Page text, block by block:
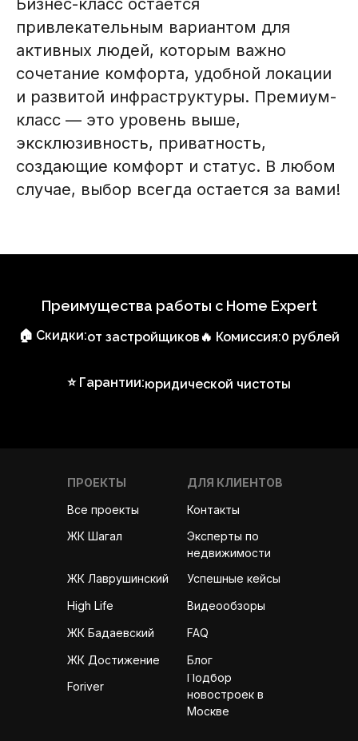
привлекательным вариантом для
активных людей, которым важно
сочетание комфорта, удобной локации
и развитой инфраструктуры. Премиум-
класс — это уровень выше,
эксклюзивность, приватность,
создающие комфорт и статус. В любом
случае, выбор всегда остается за вами!
Преимущества работы с Home Expert
🏠 Скидки:от застройщиков 🔥 Комиссия:0 рублей
⭐ Гарантии:юридической чистоты
ПРОЕКТЫ
ДЛЯ КЛИЕНТОВ
Контакты
Эксперты по
недвижимости
Успешные кейсы
Видеообзоры
FAQ
Блог
Подбор
новостроек в
Москве
Foriver
ЖК Достижение
ЖК Бадаевский
High Life
ЖК Лаврушинский
ЖК Шагал
Все проекты